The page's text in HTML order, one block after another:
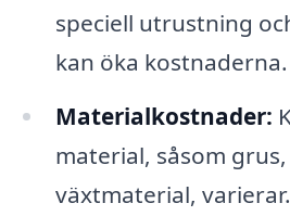
speciell utrustning
kan öka kostnaderna.
Materialkostnader:
material, såsom
växtmaterial,